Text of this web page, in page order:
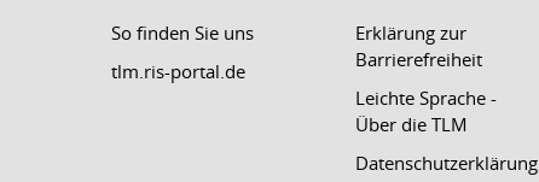
So finden Sie uns
tlm.ris-portal.de
Erklärung zur
Barrierefreiheit
Leichte Sprache -
Über die TLM
Datenschutzerklärung